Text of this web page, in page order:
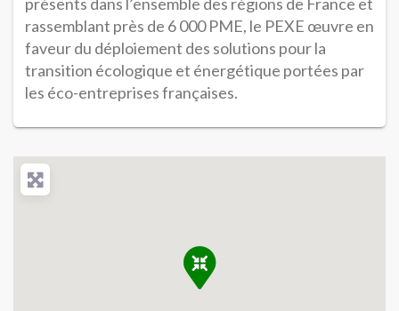
rassemblant près de 6 000 PME, le PEXE œuvre en
faveur du déploiement des solutions pour la
transition écologique et énergétique portées par
les éco-entreprises françaises.